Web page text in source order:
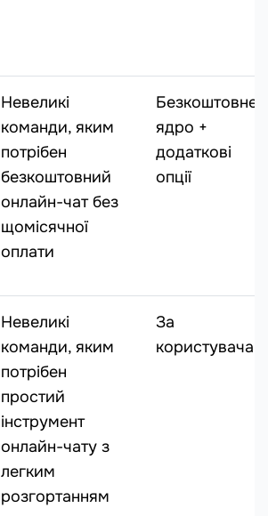
Невеликі
команди, яким
потрібен
безкоштовний
онлайн-чат без
щомісячної
оплати
Безкоштовне
ядро +
додаткові
опції
Невеликі
команди, яким
потрібен
простий
інструмент
онлайн-чату з
легким
розгортанням
За
користувача